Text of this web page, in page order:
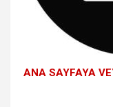
ANA SAYFAYA